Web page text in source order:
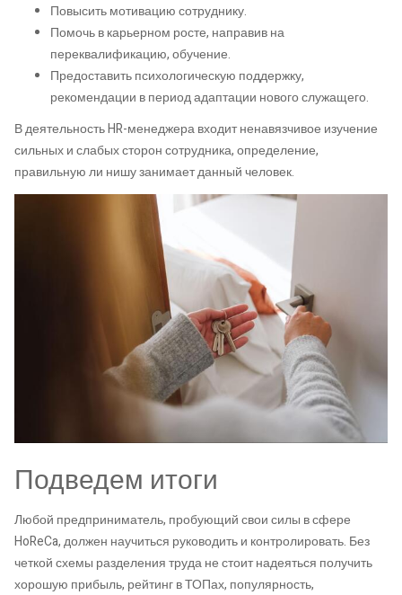
Повысить мотивацию сотруднику.
Помочь в карьерном росте, направив на
переквалификацию, обучение.
Предоставить психологическую поддержку,
рекомендации в период адаптации нового служащего.
В деятельность HR-менеджера входит ненавязчивое изучение
сильных и слабых сторон сотрудника, определение,
правильную ли нишу занимает данный человек.
Подведем итоги
Любой предприниматель, пробующий свои силы в сфере
HoReCa, должен научиться руководить и контролировать. Без
четкой схемы разделения труда не стоит надеяться получить
хорошую прибыль, рейтинг в ТОПах, популярность,